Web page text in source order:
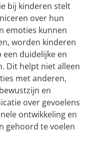
bij kinderen stelt
over hun
emoties kunnen
worden kinderen
duidelijke en
Dit helpt niet alleen
met anderen,
en
over gevoelens
ontwikkeling en
gehoord te voelen